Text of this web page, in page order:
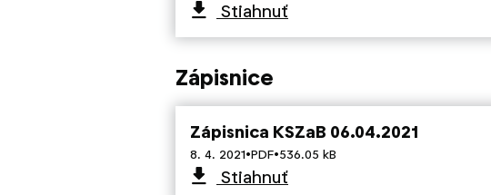
Stiahnuť
Zápisnice
Zápisnica KSZaB 06.04.2021
8. 4. 2021·PDF·536.05 kB
Stiahnuť